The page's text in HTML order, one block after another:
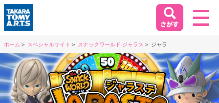
ホーム
HOME
閉じる
ホーム スペシャルサイト スナックワールド ジャラス ジャラ